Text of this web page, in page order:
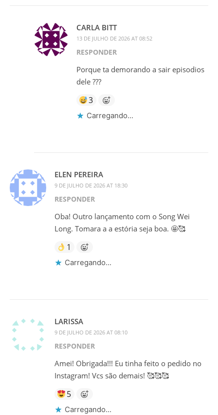
CARLA BITT
13 DE JULHO DE 2026 AT 08:52
RESPONDER
Porque ta demorando a sair episodios
dele ???
3
Carregando...
ELEN PEREIRA
9 DE JULHO DE 2026 AT 18:30
RESPONDER
Oba! Outro lançamento com o Song Wei
Long. Tomara a a estória seja boa. 🤩🥰
1
Carregando...
LARISSA
9 DE JULHO DE 2026 AT 08:10
RESPONDER
Amei! Obrigada!!! Eu tinha feito o pedido no
Instagram! Vcs são demais! 🥰🥰🥰
5
Carregando...